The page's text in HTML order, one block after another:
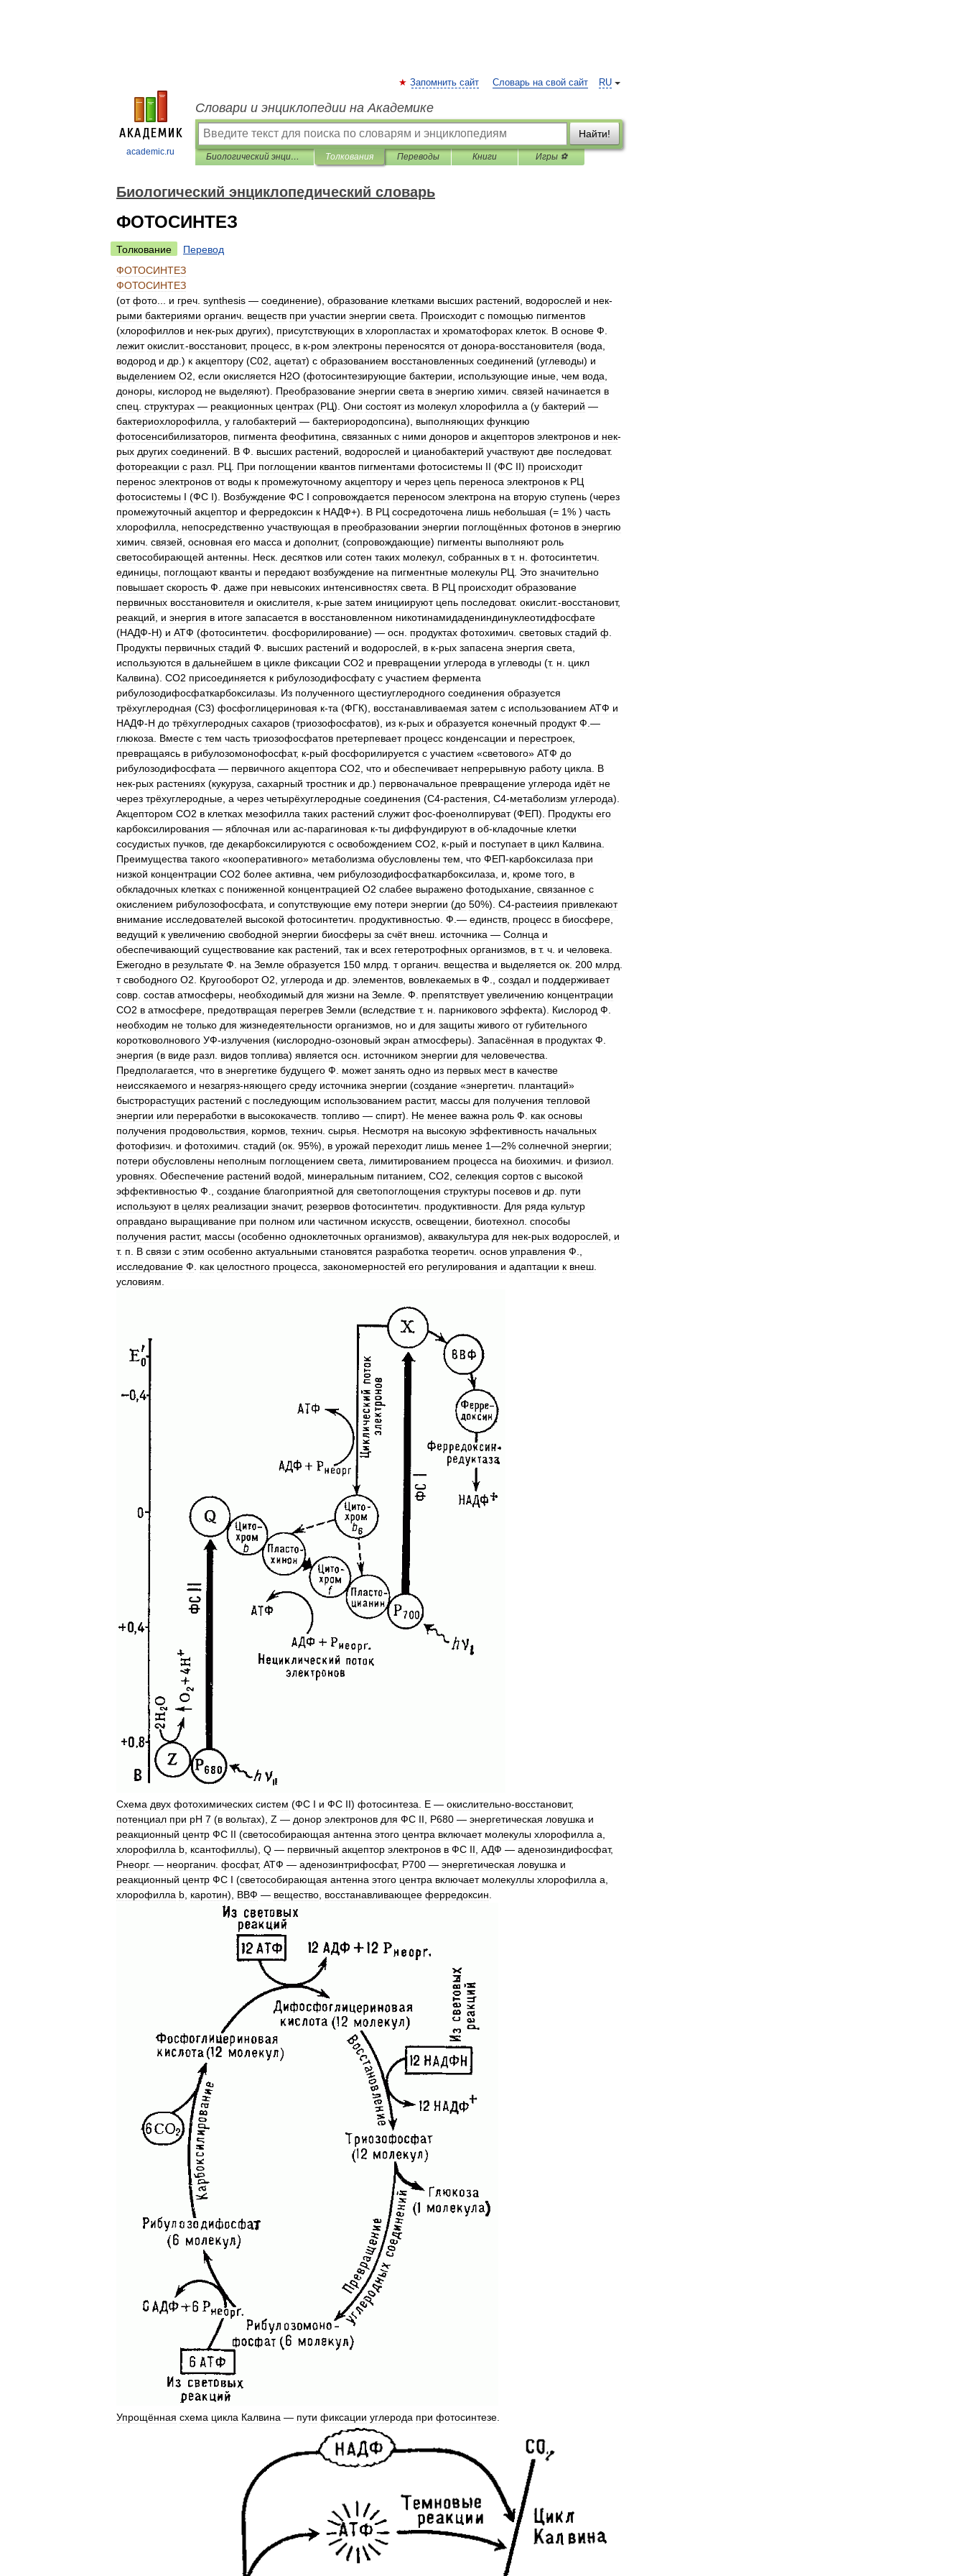
academic.ru
RU
Запомнить сайт Словарь на свой сайт
Словари и энциклопедии на Академике
Найти!
Биологический энциклопедический словарь Толкования Переводы Книги Игры ⚽
Биологический энциклопедический словарь
ФОТОСИНТЕЗ
Толкование
Перевод
ФОТОСИНТЕЗ
ФОТОСИНТЕЗ
(от фото и греч synthesis — соединение), образование клетками высших растений водорослей и нек-
рыми бактериями органич веществ при участии энергии света Происходит с помощью пигментов
(хлорофиллов и нек-рых других), присутствующих в хлоропластах и хроматофорах клеток В основе Ф
лежит окислит.-восстановит, процесс в к-ром электроны переносятся от донора-восстановителя (вода
водород и др .) к акцептору (С02 ацетат) с образованием восстановленных соединений (углеводы) и
выделением О2 если окисляется Н2О (фотосинтезирующие бактерии использующие иные чем вода
доноры кислород не выделяют). Преобразование энергии света в энергию химич связей начинается в
спец структурах — реакционных центрах (РЦ). Они состоят из молекул хлорофилла а (у бактерий —
бактериохлорофилла у галобактерий — бактериородопсина), выполняющих функцию
фотосенсибилизаторов пигмента феофитина связанных с ними доноров и акцепторов электронов и нек-
рых других соединений В Ф высших растений водорослей и цианобактерий участвуют две последоват.
фотореакции с разл РЦ При поглощении квантов пигментами фотосистемы II (ФС II) происходит
перенос электронов от воды к промежуточному акцептору и через цепь переноса электронов к РЦ
фотосистемы I (ФС I). Возбуждение ФС I сопровождается переносом электрона на вторую ступень (через
промежуточный акцептор и ферредоксин к НАДФ+). В РЦ сосредоточена лишь небольшая (= 1% ) часть
хлорофилла
непосредственно участвующая в преобразовании энергии поглощённых фотонов в энергию
химич связей основная его масса и дополнит, (сопровождающие) пигменты выполняют роль
светособирающей антенны Неск десятков или сотен таких молекул собранных в т. н фотосинтетич
единицы поглощают кванты и передают возбуждение на пигментные молекулы РЦ Это значительно
повышает скорость Ф даже при невысоких интенсивностях света В РЦ происходит образование
первичных восстановителя и окислителя к-рые затем инициируют цепь последоват. окислит.-восстановит,
реакций
и энергия в итоге запасается в восстановленном никотинамидадениндинуклеотидфосфате
(НАДФ-Н) и АТФ (фотосинтетич фосфорилирование) — осн продуктах фотохимич световых стадий ф
Продукты первичных стадий Ф высших растений и водорослей в к-рых запасена энергия света
используются в дальнейшем в цикле фиксации СО2 и превращении углерода в углеводы (т. н
цикл
Калвина). СО2 присоединяется к рибулозодифосфату с участием фермента
рибулозодифосфаткарбоксилазы Из полученного щестиуглеродного соединения образуется
трёхуглеродная (С3) фосфоглицериновая к-та (ФГК), восстанавливаемая затем с использованием АТФ и
НАДФ-Н до трёхуглеродных сахаров (триозофосфатов), из к-рых и образуется конечный продукт Ф .—
глюкоза
Вместе с тем часть триозофосфатов претерпевает процесс конденсации и перестроек
превращаясь в рибулозомонофосфат, к-рый фосфорилируется с участием «светового» АТФ до
рибулозодифосфата — первичного акцептора СО2 что и обеспечивает непрерывную работу цикла
В
нек-рых растениях (кукуруза сахарный тростник и др .) первоначальное превращение углерода идёт не
через трёхуглеродные а через четырёхуглеродные соединения (С4-растения С4-метаболизм углерода).
Акцептором СО2 в клетках мезофилла таких растений служит фос-фоенолпируват(ФЕП). Продукты его
карбоксилирования — яблочная или ас-парагиновая к-ты диффундируют в об-кладочные клетки
сосудистых пучков где декарбоксилируются с освобождением СО2 к-рый и поступает в цикл Калвина
Преимущества такого «кооперативного» метаболизма обусловлены тем что ФЕП-карбоксилаза при
низкой концентрации СО2 более активна чем рибулозодифосфаткарбоксилаза и кроме того в
обкладочных клетках с пониженной концентрацией О2 слабее выражено фотодыхание связанное с
окислением рибулозофосфата и сопутствующие ему потери энергии (до 50%). С4-растеиия привлекают
внимание исследователей высокой фотосинтетич продуктивностью Ф .— единств процесс в биосфере
ведущий к увеличению свободной энергии биосферы за счёт внеш источника — Солнца и
обеспечивающий существование как растений так и всех гетеротрофных организмов в т. ч и человека
Ежегодно в результате Ф на Земле образуется 150 млрд т органич вещества и выделяется ок 200 млрд
т свободного О2 Кругооборот О2 углерода и др элементов вовлекаемых в Ф создал и поддерживает
совр состав атмосферы необходимый для жизни на Земле Ф препятствует увеличению концентрации
СО2 в атмосфере предотвращая перегрев Земли (вследствие т. н парникового эффекта). Кислород Ф
необходим не только для жизнедеятельности организмов но и для защиты живого от губительного
коротковолнового УФ-излучения (кислородно-озоновый экран атмосферы). Запасённая в продуктах Ф
энергия (в виде разл видов топлива) является осн источником энергии для человечества
Предполагается что в энергетике будущего Ф может занять одно из первых мест в качестве
неиссякаемого и незагряз-няющего среду источника энергии (создание «энергетич плантаций»
быстрорастущих растений с последующим использованием растит, массы для получения тепловой
энергии или переработки в высококачеств топливо — спирт). Не менее важна роль Ф как основы
получения продовольствия кормов технич сырья Несмотря на высокую эффективность начальных
фотофизич и фотохимич стадий (ок 95%), в урожай переходит лишь менее 1—2% солнечной энергии;
потери обусловлены неполным поглощением света лимитированием процесса на биохимич и физиол
уровнях Обеспечение растений водой минеральным питанием СО2 селекция сортов с высокой
эффективностью Ф создание благоприятной для светопоглощения структуры посевов и др пути
используют в целях реализации значит, резервов фотосинтетич продуктивности Для ряда культур
оправдано выращивание при полном или частичном искусств освещении биотехнол способы
получения растит, массы (особенно одноклеточных организмов), аквакультура для нек-рых водорослей
и
т. п В связи с этим особенно актуальными становятся разработка теоретич основ управления Ф
исследование Ф как целостного процесса закономерностей его регулирования и адаптации к внеш
условиям
Схема двух фотохимических систем (ФС I и ФС II) фотосинтеза Е — окислительно-восстановит,
потенциал при рН 7 (в вольтах), Z — донор электронов для ФС II P680 — энергетическая ловушка и
реакционный центр ФС II (светособирающая антенна этого центра включает молекулы хлорофилла а
хлорофилла b ксантофиллы), Q — первичный акцептор электронов в ФС II АДФ — аденозиндифосфат,
Рнеорг. — неорганич фосфат, АТФ — аденозинтрифосфат, Р700 — энергетическая ловушка и
реакционный центр ФС I (светособирающая антенна этого центра включает молекуллы хлорофилла а
хлорофилла b каротин), ВВФ — вещество восстанавливающее ферредоксин
Упрощённая схема цикла Калвина — пути фиксации углерода при фотосинтезе